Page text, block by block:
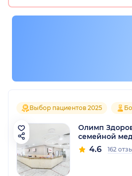
Выбор пациентов 2025
Олимп
семейной
4.6 162